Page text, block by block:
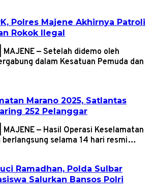
Polres Majene Akhirnya Patroli
Rokok Ilegal
— Setelah didemo oleh
dalam Kesatuan Pemuda dan
Marano 2025, Satlantas
252 Pelanggar
— Hasil Operasi Keselamatan
berlangsung selama 14 hari resmi…
Ramadhan, Polda Sulbar
Salurkan Bansos Polri